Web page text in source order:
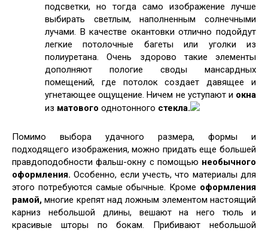
подсветки, но тогда само изображение лучше
выбирать светлым, наполненным солнечными
лучами. В качестве окантовки отлично подойдут
легкие потолочные багеты или уголки из
полиуретана. Очень здорово такие элементы
дополняют пологие своды мансардных
помещений, где потолок создает давящее и
угнетающее ощущение. Ничем не уступают и окна
из матового однотонного стекла.
Помимо выбора удачного размера, формы и
подходящего изображения, можно придать еще большей
правдоподобности фальш-окну с помощью необычного
оформления. Особенно, если учесть, что материалы для
этого потребуются самые обычные. Кроме оформления
рамой, многие крепят над ложным элементом настоящий
карниз небольшой длины, вешают на него тюль и
красивые шторы по бокам. Прибивают небольшой